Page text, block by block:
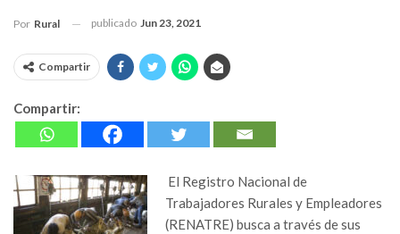
Por Rural publicado Jun 23, 2021
Compartir
Compartir:
El Registro Nacional de
Trabajadores Rurales y Empleadores
(RENATRE) busca a través de sus